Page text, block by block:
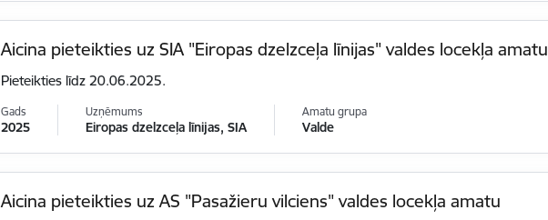
Aicina pieteikties uz SIA "Eiropas dzelzceļa līnijas" valdes locekļa amatu
Pieteikties līdz 20.06.2025.
Gads
2025
Uzņēmums
Eiropas dzelzceļa līnijas, SIA
Amatu grupa
Valde
Aicina pieteikties uz AS "Pasažieru vilciens" valdes locekļa amatu